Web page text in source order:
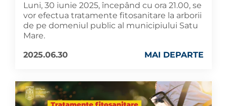
Luni, 30 iunie 2025, începând cu ora 21.00, se
vor efectua tratamente fitosanitare la arborii
de pe domeniul public al municipiului Satu
Mare.
2025.06.30
MAI DEPARTE